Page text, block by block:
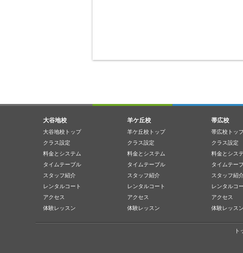
大谷地校
大谷地校トップ
クラス設定
料金とシステム
タイムテーブル
スタッフ紹介
レンタルコート
アクセス
体験レッスン
羊ケ丘校
羊ケ丘校トップ
クラス設定
料金とシステム
タイムテーブル
スタッフ紹介
レンタルコート
アクセス
体験レッスン
帯広校
帯広校トッ
クラス設定
料金とシス
タイムテー
スタッフ紹
レンタルコ
アクセス
体験レッスン
ト